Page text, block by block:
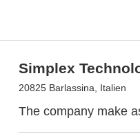
Simplex
20825 Barlassina, Italien
The company make